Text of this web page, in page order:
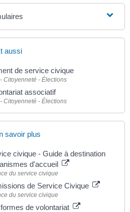
aussi
de service civique
Citoyenneté - Élections
associatif
Citoyenneté - Élections
savoir plus
civique - Guide à destination
d'accueil
du service civique
de Service Civique
du service civique
de volontariat